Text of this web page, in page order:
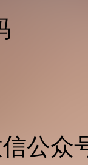
公众